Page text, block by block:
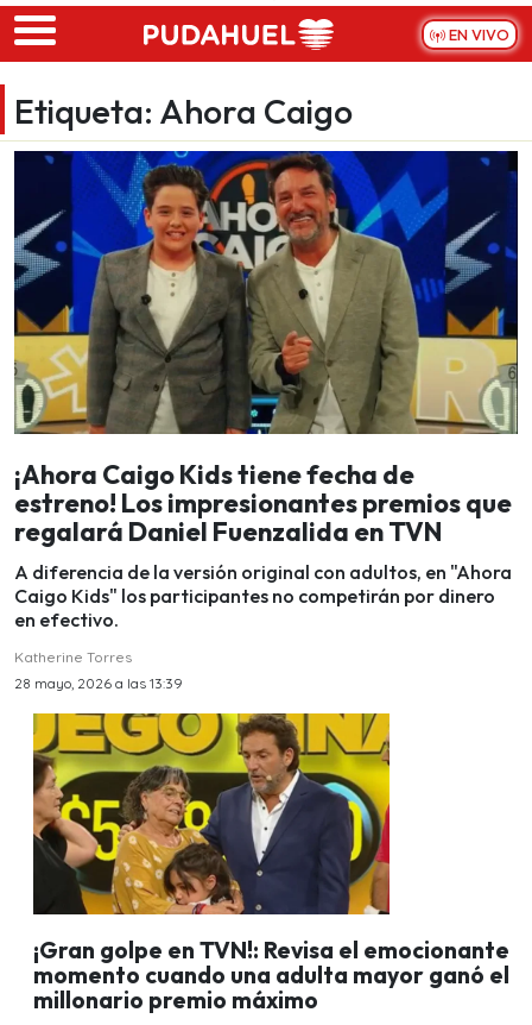
Skip to main content
EN VIVO
Etiqueta: Ahora Caigo
¡Ahora Caigo Kids tiene fecha de
estreno! Los impresionantes premios que
regalará Daniel Fuenzalida en TVN
A diferencia de la versión original con adultos, en "Ahora
Caigo Kids" los participantes no competirán por dinero
en efectivo.
Katherine Torres
28 mayo, 2026 a las 13:39
¡Gran golpe en TVN!: Revisa el emocionante
momento cuando una adulta mayor ganó el
millonario premio máximo